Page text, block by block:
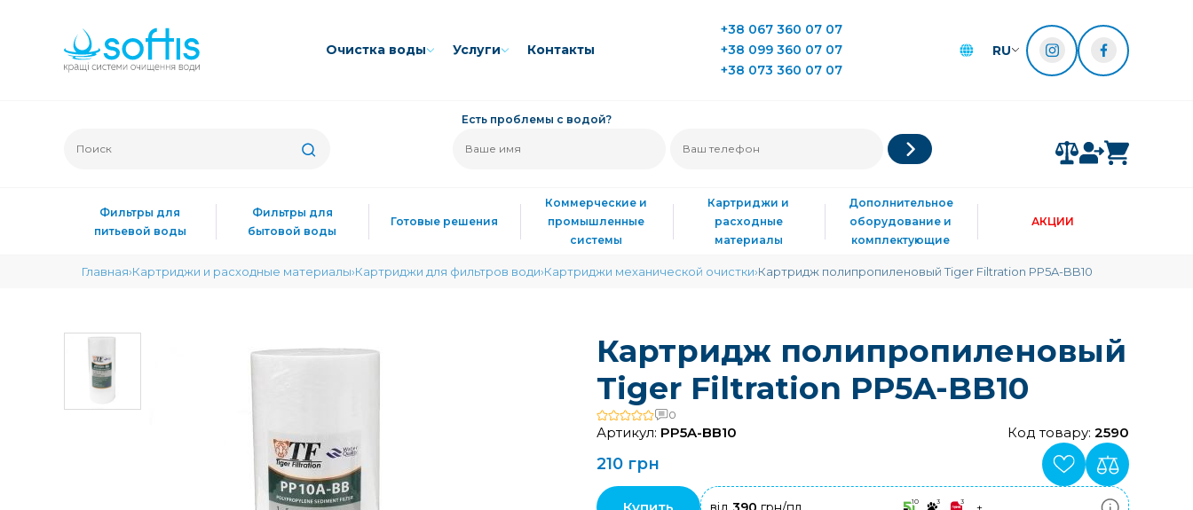
Очиcтка воды Услуги Контакты
+38 067 360 07 07
+38 099 360 07 07
+38 073 360 07 07
RU
Есть проблемы с водой?
Фильтры для
питьевой воды
Фильтры для
бытовой воды
Готовые решения
Коммерческие и
промышленные
системы
Картриджи и
расходные
материалы
Дополнительное
оборудование и
комплектующие
АКЦИИ
Главная Картриджи и расходные материалы Картриджи для фильтров води Картриджи механической очистки Картридж полипропиленовый Tiger Filtration PP5A-BB10
Картридж полипропиленовый
Tiger Filtration PP5A-BB10
0
Артикул: PP5A-BB10 Код товару: 2590
210 грн
10 3 3 +